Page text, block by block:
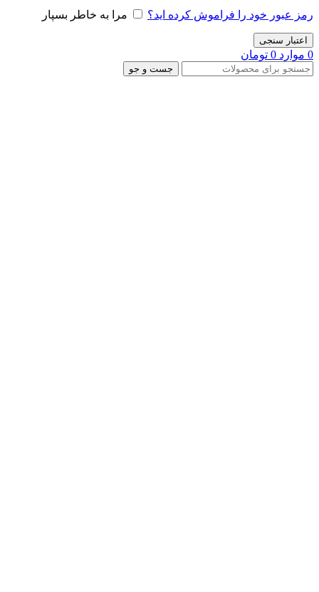
رمز عبور خود را فراموش کرده اید؟ مرا به خاطر بسپار
اعتبار سنجی
0 موارد 0 تومان
جست و جو